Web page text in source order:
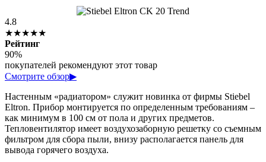
4.8
★★★★★
Рейтинг
90%
покупателей рекомендуют этот товар
Смотрите обзор▶
Настенным «радиатором» служит новинка от фирмы Stiebel
Eltron. Прибор монтируется по определенным требованиям –
как минимум в 100 см от пола и других предметов.
Тепловентилятор имеет воздухозаборную решетку со съемным
фильтром для сбора пыли, внизу располагается панель для
вывода горячего воздуха.